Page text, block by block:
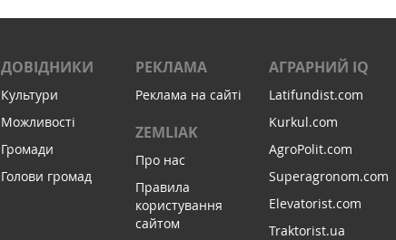
ДОВІДНИКИ
Культури
Можливості
Громади
Голови громад
РЕКЛАМА
Реклама на сайті
ZEMLIAK
Про нас
Правила
користування
сайтом
АГРАРНИЙ IQ
Latifundist.com
Kurkul.com
AgroPolit.com
Superagronom.com
Elevatorist.com
Traktorist.ua